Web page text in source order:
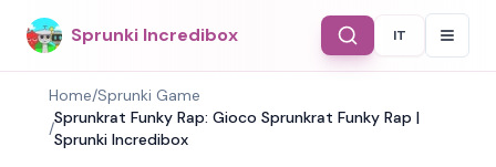
Sprunki Incredibox Select
IT
Home/Sprunki Game
/
Sprunkrat Funky Rap: Gioco Sprunkrat Funky Rap |
Sprunki Incredibox